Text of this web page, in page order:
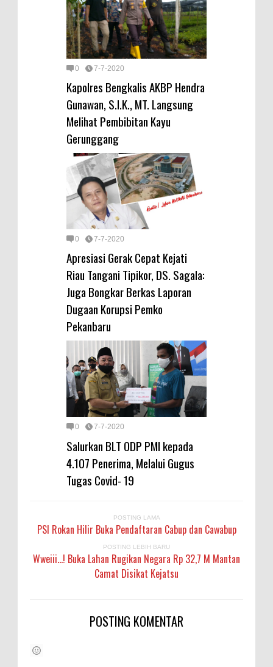
0 7-7-2020
Kapolres Bengkalis AKBP Hendra
Gunawan, S.I.K., MT. Langsung
Melihat Pembibitan Kayu
Gerunggang
0 7-7-2020
Apresiasi Gerak Cepat Kejati
Riau Tangani Tipikor, DS. Sagala:
Juga Bongkar Berkas Laporan
Dugaan Korupsi Pemko
Pekanbaru
0 7-7-2020
Salurkan BLT ODP PMI kepada
4.107 Penerima, Melalui Gugus
Tugas Covid- 19
POSTING LAMA
PSI Rokan Hilir Buka Pendaftaran Cabup dan Cawabup
POSTING LEBIH BARU
Wweiii...! Buka Lahan Rugikan Negara Rp 32,7 M Mantan
Camat Disikat Kejatsu
POSTING KOMENTAR